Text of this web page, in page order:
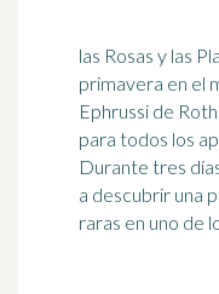
las Rosas y las
primavera en el
Ephrussi de
para todos los
Durante tres
a descubrir una
raras en uno de